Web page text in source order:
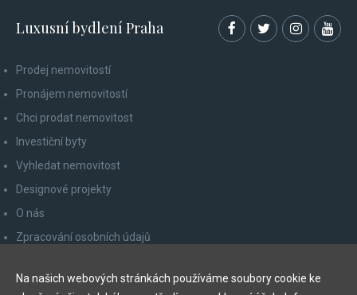
Luxusní bydlení Praha
Prodej nemovitostí
Pronájem nemovitostí
Chci prodat nemovitost
Investiční byty
Vyhledat nemovitost
Designové projekty
O nás
Zpracování osobních údajů
Odhlášení z newsletteru
Na našich webových stránkách používáme soubory cookie ke